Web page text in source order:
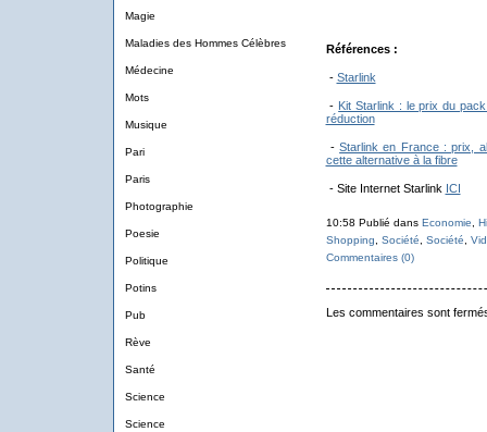
Magie
Maladies des Hommes Célèbres
Médecine
Mots
Musique
Pari
Paris
Photographie
Poesie
Politique
Potins
Pub
Rève
Santé
Science
Science
Références :
- Starlink
- Kit Starlink : le prix du
réduction
-Starlink en France : prix,
cette alternative à la fibre
- Site Internet Starlink ICI
10:58 Publié dans Economie
Shopping
Société Société
Commentaires (0)
Les commentaires sont